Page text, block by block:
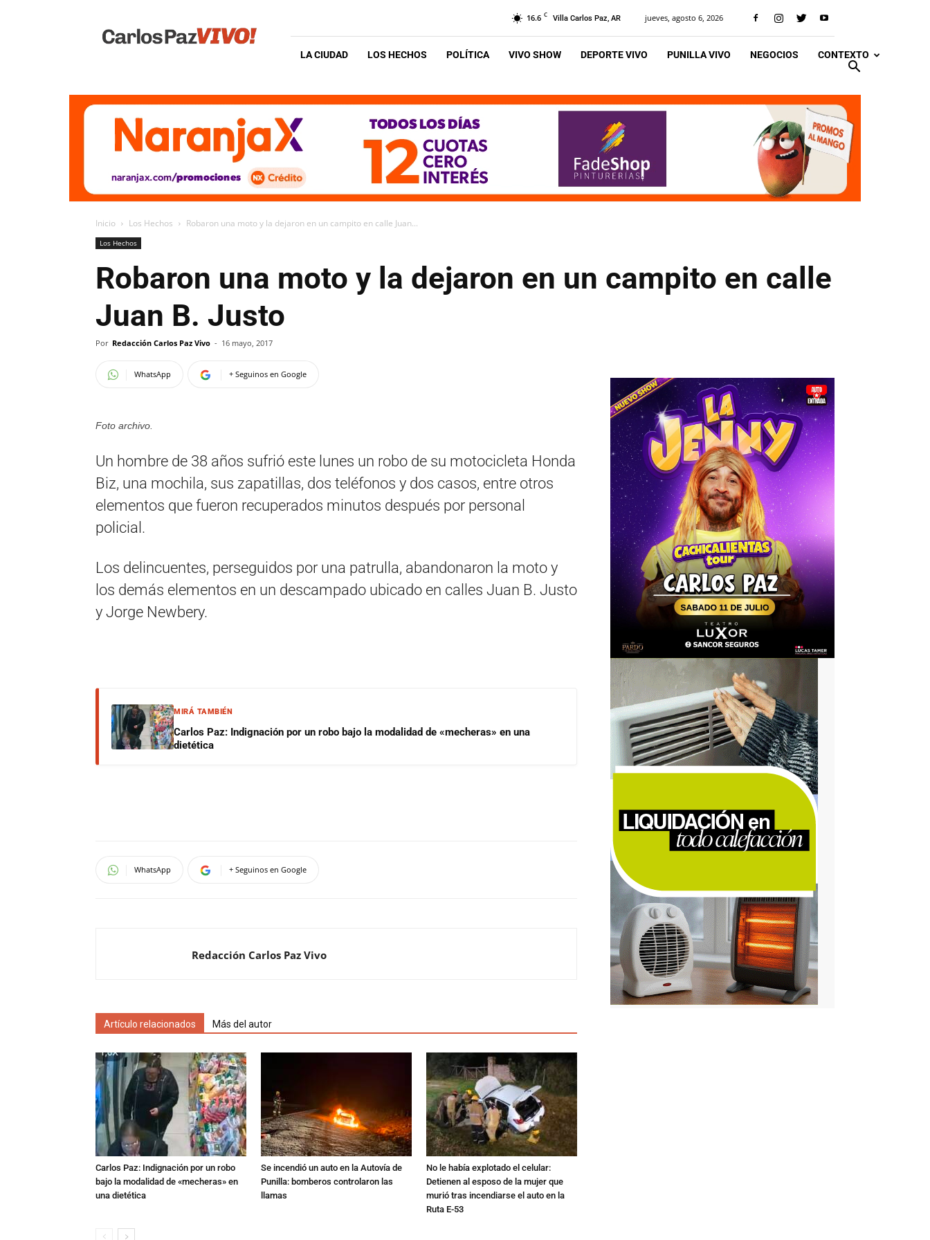
Vivo
16.6 C Villa Carlos Paz, AR jueves, agosto 6, 2026
LA CIUDAD LOS HECHOS POLÍTICA VIVO SHOW DEPORTE VIVO PUNILLA VIVO NEGOCIOS CONTEXTO
Inicio Los Hechos Robaron una moto y la dejaron en un campito en calle Juan...
Los Hechos
Robaron una moto y la dejaron en un campito en calle
Juan B. Justo
Por Redacción Carlos Paz Vivo - 16 mayo, 2017
WhatsApp + Seguinos en Google
Foto archivo.
Un hombre de 38 años sufrió este lunes un robo de su motocicleta Honda
Biz, una mochila, sus zapatillas, dos teléfonos y dos casos, entre otros
elementos que fueron recuperados minutos después por personal
policial.
Los delincuentes, perseguidos por una patrulla, abandonaron la moto y
los demás elementos en un descampado ubicado en calles Juan B. Justo
y Jorge Newbery.
MIRÁ TAMBIÉN
Carlos Paz: Indignación por un robo bajo la modalidad de «mecheras» en una
dietética
WhatsApp + Seguinos en Google
Redacción Carlos Paz Vivo
Artículo relacionados Más del autor
Carlos Paz: Indignación por un robo
bajo la modalidad de «mecheras» en
una dietética
Se incendió un auto en la Autovía de
Punilla: bomberos controlaron las
llamas
No le había explotado el celular:
Detienen al esposo de la mujer que
murió tras incendiarse el auto en la
Ruta E-53